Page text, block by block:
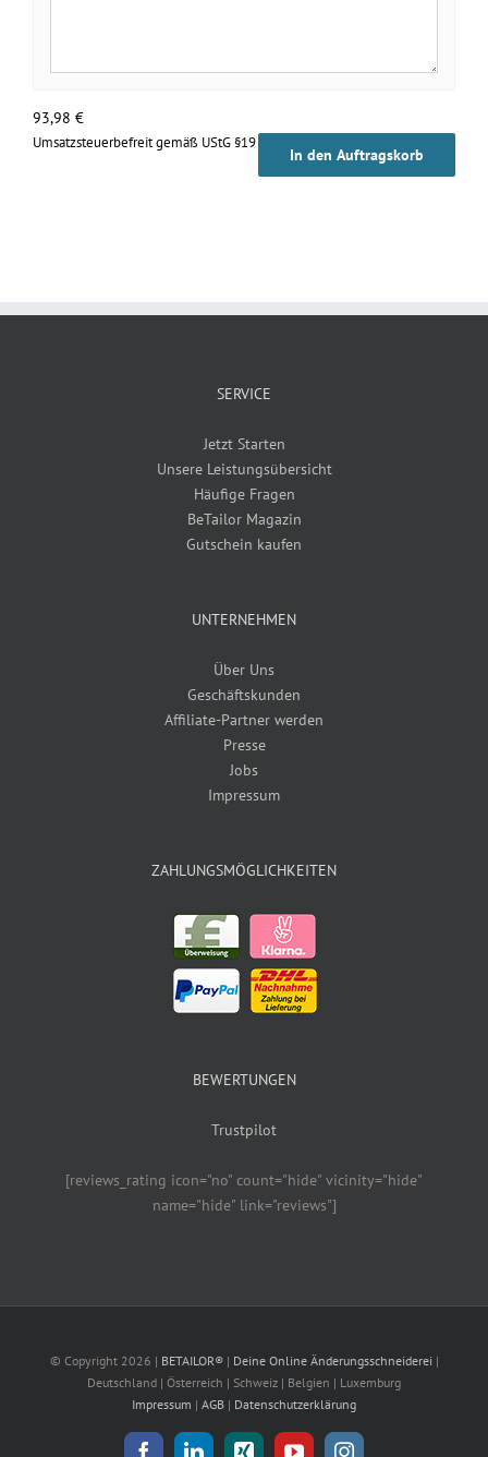
In den Auftragskorb
93,98 €
Umsatzsteuerbefreit gemäß UStG §19
SERVICE
Jetzt Starten
Unsere Leistungsübersicht
Häufige Fragen
BeTailor Magazin
Gutschein kaufen
UNTERNEHMEN
Über Uns
Geschäftskunden
Affiliate-Partner werden
Presse
Jobs
Impressum
ZAHLUNGSMÖGLICHKEITEN
BEWERTUNGEN
Trustpilot
[reviews_rating icon="no" count="hide" vicinity="hide"
name="hide" link="reviews"]
© Copyright 2026 | BETAILOR® | Deine Online Änderungsschneiderei |
Deutschland | Österreich | Schweiz | Belgien | Luxemburg
Impressum | AGB | Datenschutzerklärung